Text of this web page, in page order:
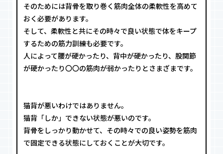
そのためには背骨を取り巻く筋肉全体の柔軟性を高めて
おく必要があります。
そして、柔軟性と共にその時々で良い状態で体をキープ
するための筋力訓練も必要です。
人によって腰が硬かったり、背中が硬かったり、股関節
が硬かったり〇〇の筋肉が弱かったりとさまざまです。
猫背が悪いわけではありません。
猫背「しか」できない状態が悪いのです。
背骨をしっかり動かせて、その時々での良い姿勢を筋肉
で固定できる状態にしておくことが大切です。